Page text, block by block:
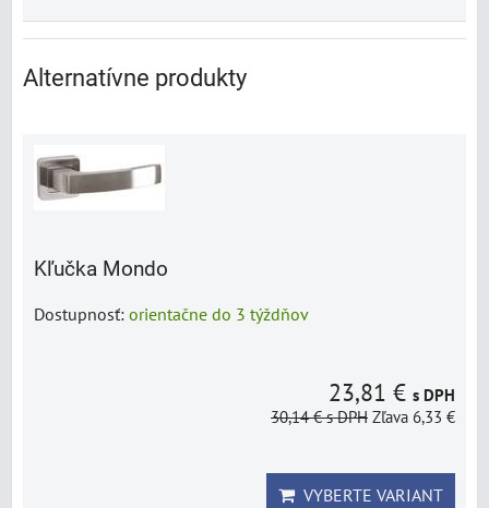
Alternatívne produkty
Kľučka Mondo
Dostupnosť: orientačne do 3 týždňov
23,81 € s DPH
30,14 €s DPH Zľava 6,33 €
VYBERTE VARIANT